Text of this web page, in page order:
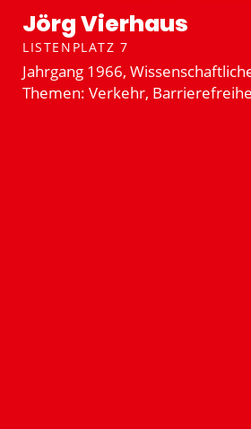
Jörg Vierhaus
LISTENPLATZ 7
Jahrgang 1966,
Themen: Verkehr,